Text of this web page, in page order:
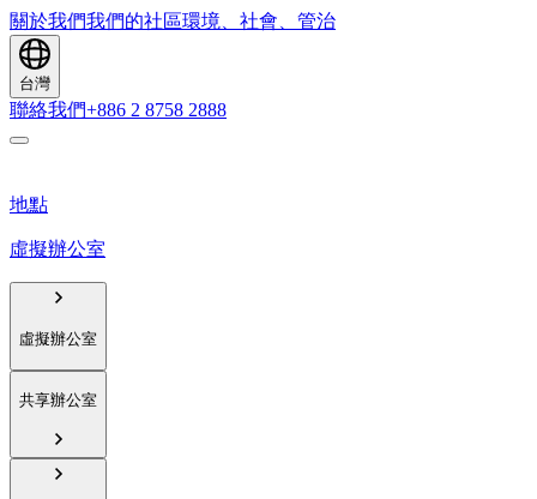
關於我們我們的社區環境、社會、管治
台灣
聯絡我們+886 2 8758 2888
地點
虛擬辦公室
虛擬辦公室
共享辦公室